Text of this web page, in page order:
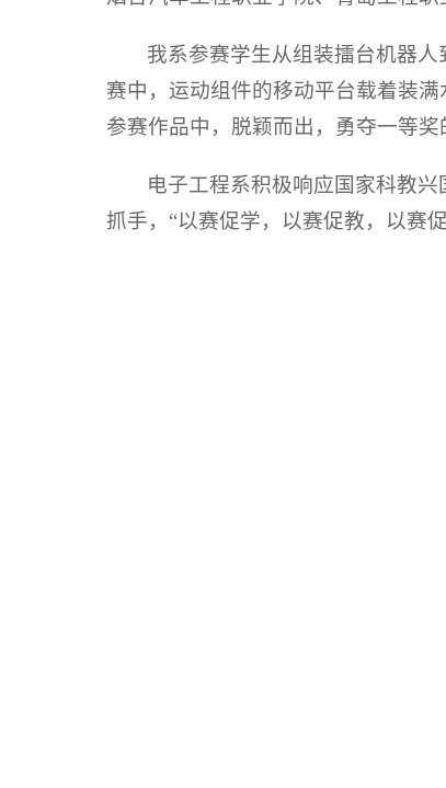
我系参赛学生从组装擂台机器
赛中，运动组件的移动平台载着装
参赛作品中，脱颖而出，勇夺一等奖
电子工程系积极响应国家科教
抓手，“以赛促学，以赛促教，以赛